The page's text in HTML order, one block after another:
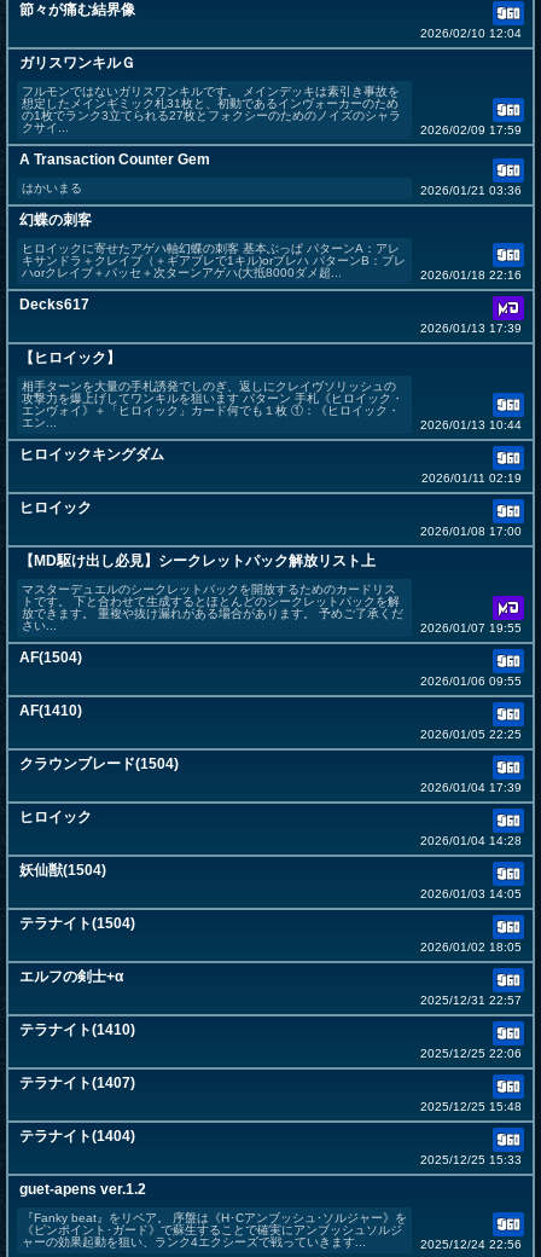
節々が痛む結界像
2026/02/10 12:04
ガリスワンキルＧ
フルモンではないガリスワンキルです。 メインデッキは素引き事故を
想定したメインギミック札31枚と、初動であるインヴォーカーのため
の1枚でランク3立てられる27枚とフォクシーのためのノイズのシャラ
クサイ...
2026/02/09 17:59
A Transaction Counter Gem
はかいまる 2026/01/21 03:36
幻蝶の刺客
ヒロイックに寄せたアゲハ軸幻蝶の刺客 基本ぶっぱ パターンA：アレ
キサンドラ＋クレイブ（＋ギアブレで1キル)orブレハ パターンB：ブレ
ハorクレイブ＋パッセ＋次ターンアゲハ(大抵8000ダメ超...
2026/01/18 22:16
Decks617
2026/01/13 17:39
【ヒロイック】
相手ターンを大量の手札誘発でしのぎ、返しにクレイヴソリッシュの
攻撃力を爆上げしてワンキルを狙います パターン 手札《ヒロイック・
エンヴォイ》＋「ヒロイック」カード何でも１枚 ①：《ヒロイック・
エン...
2026/01/13 10:44
ヒロイックキングダム
2026/01/11 02:19
ヒロイック
2026/01/08 17:00
【MD駆け出し必見】シークレットパック解放リスト上
マスターデュエルのシークレットパックを開放するためのカードリス
トです。 下と合わせて生成するとほとんどのシークレットパックを解
放できます。 重複や抜け漏れがある場合があります。 予めご了承くだ
さい...
2026/01/07 19:55
AF(1504)
2026/01/06 09:55
AF(1410)
2026/01/05 22:25
クラウンブレード(1504)
2026/01/04 17:39
ヒロイック
2026/01/04 14:28
妖仙獣(1504)
2026/01/03 14:05
テラナイト(1504)
2026/01/02 18:05
エルフの剣士+α
2025/12/31 22:57
テラナイト(1410)
2025/12/25 22:06
テラナイト(1407)
2025/12/25 15:48
テラナイト(1404)
2025/12/25 15:33
guet-apens ver.1.2
『Fanky beat』をリペア。 序盤は《H･Cアンブッシュ･ソルジャー》を
《ピンポイント･ガード》で蘇生することで確実にアンブッシュソルジ
ャーの効果起動を狙い、ランク4エクシーズで戦っていきます...
2025/12/24 22:56